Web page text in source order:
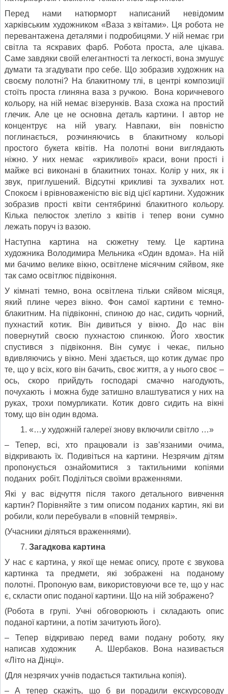
Перед нами натюрморт написаний невідомим
харківським художником «Ваза з квітами». Ця робота не
перевантажена деталями і подробицями. У ній немає гри
світла та яскравих фарб. Робота проста, але цікава.
Саме завдяки своїй елегантності та легкості, вона змушує
думати та згадувати про себе. Що зобразив художник на
своєму полотні? На блакитному тлі, в центрі композиції
стоїть проста глиняна ваза з ручкою. Вона коричневого
кольору, на ній немає візерунків. Ваза схожа на простий
глечик. Але це не основна деталь картини. І автор не
концентрує на ній увагу. Навпаки, він повністю
поглинається, розчиняючись в блакитному кольорі
простого букета квітів. На полотні вони виглядають
ніжно. У них немає «крикливої» краси, вони прості і
майже всі виконані в блакитних тонах. Колір у них, як і
звук, приглушений. Відсутні крикливі та зухвалих нот.
Спокоєм і врівноваженістю віє від цієї картини. Художник
зобразив прості квіти сентябринкі блакитного кольору.
Кілька пелюсток злетіло з квітів і тепер вони сумно
лежать поруч із вазою.
Наступна картина на сюжетну тему. Це картина
художника Володимира Мельника «Один вдома». На ній
ми бачимо велике вікно, освітлене місячним сяйвом, яке
так само освітлює підвіконня.
У кімнаті темно, вона освітлена тільки сяйвом місяця,
який плине через вікно. Фон самої картини є темно-
блакитним. На підвіконні, спиною до нас, сидить чорний,
пухнастий котик. Він дивиться у вікно. До нас він
повернутий своєю пухнастою спинкою. Його хвостик
спустився з підвіконня. Він сумує і чекає, пильно
вдивляючись у вікно. Мені здається, що котик думає про
те, що у всіх, кого він бачить, своє життя, а у нього своє –
ось, скоро прийдуть господарі смачно нагодують,
почухають і можна буде затишно влаштуватися у них на
руках, трохи помурликати. Котик довго сидить на вікні
тому, що він один вдома.
«…у художній галереї знову включили світло …»
– Тепер, всі, хто працювали із зав’язаними очима,
відкривають їх. Подивіться на картини. Незрячим дітям
пропонується ознайомитися з тактильними копіями
поданих робіт. Поділіться своїми враженнями.
Які у вас відчуття після такого детального вивчення
картин? Порівняйте з тим описом поданих картин, які ви
робили, коли перебували в «повній темряві».
(Учасники діляться враженнями).
Загадкова картина
У нас є картина, у якої ще немає опису, проте є звукова
картинка та предмети, які зображені на поданому
полотні. Пропоную вам, використовуючи все те, що у нас
є, скласти опис поданої картини. Що на ній зображено?
(Робота в групі. Учні обговорюють і складають опис
поданої картини, а потім зачитують його).
– Тепер відкриваю перед вами подану роботу, яку
написав художник А. Шербаков. Вона називається
«Літо на Дінці».
(Для незрячих учнів подається тактильна копія).
– А тепер скажіть, що б ви порадили екскурсоводу